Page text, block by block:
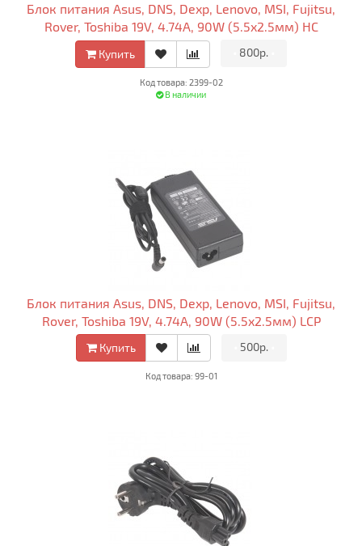
Блок питания Asus, DNS, Dexp, Lenovo, MSI, Fujitsu,
Rover, Toshiba 19V, 4.74A, 90W (5.5x2.5мм) HC
Купить 800р.
Код товара: 2399-02
В наличии
Блок питания Asus, DNS, Dexp, Lenovo, MSI, Fujitsu,
Rover, Toshiba 19V, 4.74A, 90W (5.5x2.5мм) LCP
Купить 500р.
Код товара: 99-01